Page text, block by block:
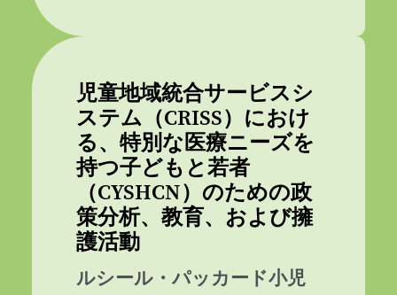
児童地域統合サービスシ
ステム（CRISS）におけ
る、特別な医療ニーズを
持つ子どもと若者
（CYSHCN）のための政
策分析、教育、および擁
護活動
ルシール・パッカード小児